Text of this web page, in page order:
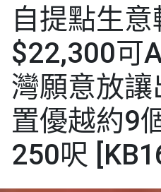
自提點生
$22,300可
灣願意放
置優越約9
250呎